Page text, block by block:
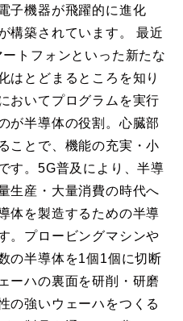
子機器が飛躍的に進化
構築されています。 最近
トフォンといった新たな
はとどまるところを知り
おいてプログラムを実行
が半導体の役割。心臓部
ことで、機能の充実・小
す。5G普及により、半導
生産・大量消費の時代へ
体を製造するための半導
。プロービングマシンや
の半導体を1個1個に切断
ーハの裏面を研削・研磨
の強いウェーハをつくる